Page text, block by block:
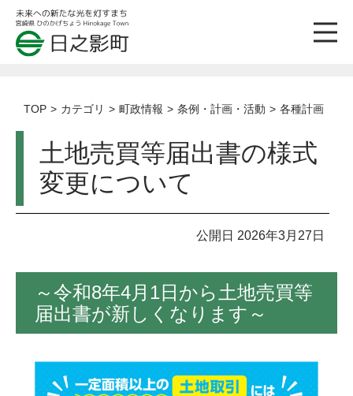
TOP カテゴリ 町政情報 条例・計画・活動 各種計画
土地売買等届出書の様式
変更について
公開日 2026年3月27日
～令和8年4月1日から土地売買等
届出書が新しくなります～